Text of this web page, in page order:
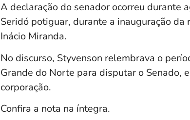
A declaração do senador ocorreu durante
Seridó potiguar, durante a inauguração
Inácio Miranda.
No discurso, Styvenson relembrava o
Grande do Norte para disputar o Senado,
corporação.
Confira a nota na íntegra.